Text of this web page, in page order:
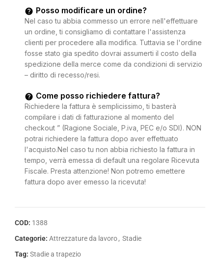
Posso modificare un ordine?
Nel caso tu abbia commesso un errore nell'effettuare
un ordine, ti consigliamo di contattare l'assistenza
clienti per procedere alla modifica. Tuttavia se l'ordine
fosse stato gia spedito dovrai assumerti il costo della
spedizione della merce come da condizioni di servizio
– diritto di recesso/resi.
Come posso richiedere fattura?
Richiedere la fattura è semplicissimo, ti basterà
compilare i dati di fatturazione al momento del
checkout ” (Ragione Sociale, P.iva, PEC e/o SDI). NON
potrai richiedere la fattura dopo aver effettuato
l'acquisto.Nel caso tu non abbia richiesto la fattura in
tempo, verrà emessa di default una regolare Ricevuta
Fiscale. Presta attenzione! Non potremo emettere
fattura dopo aver emesso la ricevuta!
COD: 1388
Categorie: Attrezzature da lavoro, Stadie
Tag: Stadie a trapezio